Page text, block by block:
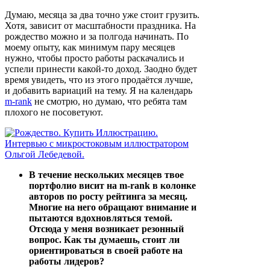
Думаю, месяца за два точно уже стоит грузить.
Хотя, зависит от масштабности праздника. На
рождество можно и за полгода начинать. По
моему опыту, как минимум пару месяцев
нужно, чтобы просто работы раскачались и
успели принести какой-то доход. Заодно будет
время увидеть, что из этого продаётся лучше,
и добавить вариаций на тему. Я на календарь
m-rank не смотрю, но думаю, что ребята там
плохого не посоветуют.
В течение нескольких месяцев твое
портфолио висит на m-rank в колонке
авторов по росту рейтинга за месяц.
Многие на него обращают внимание и
пытаются вдохновляться темой.
Отсюда у меня возникает резонный
вопрос. Как ты думаешь, стоит ли
ориентироваться в своей работе на
работы лидеров?